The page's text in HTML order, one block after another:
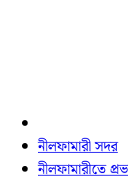
নীলফামারী সদর
নীলফামারীতে